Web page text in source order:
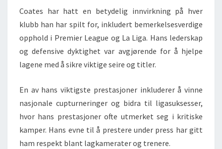
Coates har hatt en betydelig innvirkning på hver
klubb han har spilt for, inkludert bemerkelsesverdige
opphold i Premier League og La Liga. Hans lederskap
og defensive dyktighet var avgjørende for å hjelpe
lagene med å sikre viktige seire og titler.
En av hans viktigste prestasjoner inkluderer å vinne
nasjonale cupturneringer og bidra til ligasuksesser,
hvor hans prestasjoner ofte utmerket seg i kritiske
kamper. Hans evne til å prestere under press har gitt
ham respekt blant lagkamerater og trenere.